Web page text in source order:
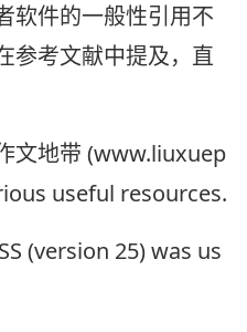
软件的一般性引用不
参考文献中提及，直
文地带 (www.liuxuep
useful resources.
(version 25) was us